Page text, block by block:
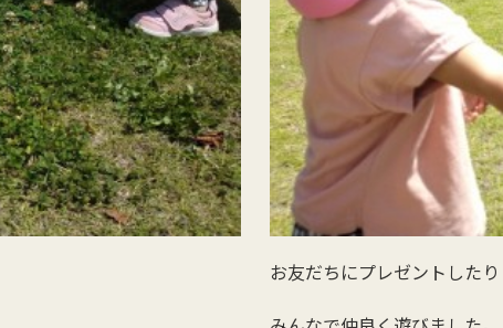
お友だちにプレゼントした